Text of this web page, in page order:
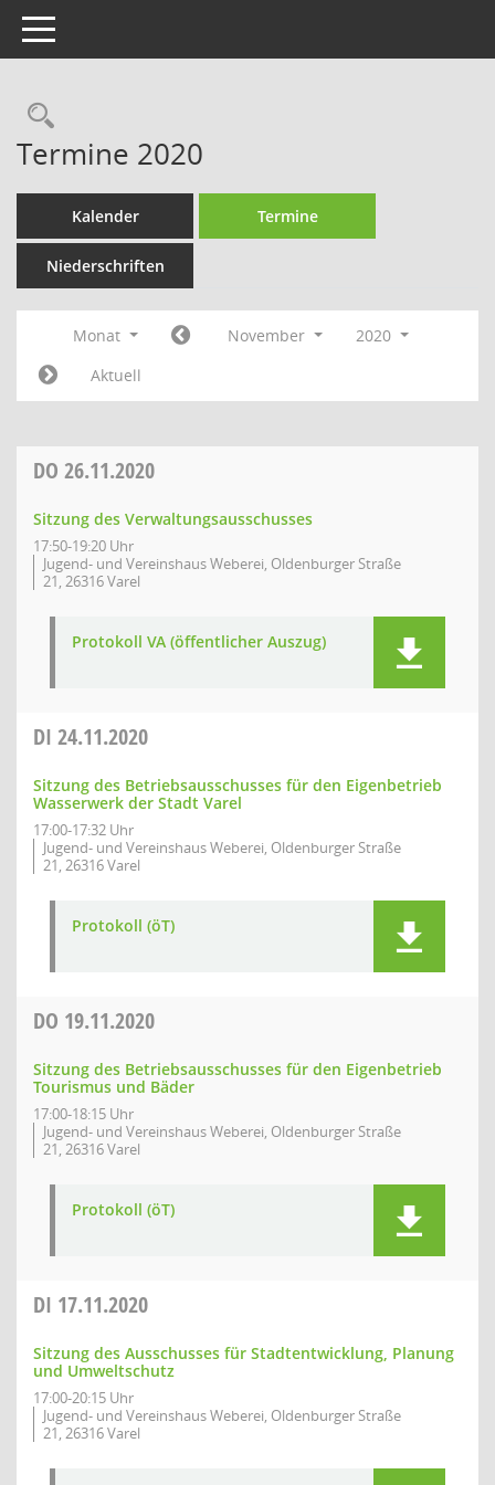
Toggle navigation
Rechercheauswahl
Termine 2020
Kalender Termine
Niederschriften
Monat November
2020
Aktuell
DO 26.11.2020
Sitzung des Verwaltungsausschusses
17:50-19:20 Uhr
Jugend- und Vereinshaus Weberei, Oldenburger Straße
21, 26316 Varel
Protokoll VA (öffentlicher Auszug)
DI 24.11.2020
Sitzung des Betriebsausschusses für den Eigenbetrieb
Wasserwerk der Stadt Varel
17:00-17:32 Uhr
Jugend- und Vereinshaus Weberei, Oldenburger Straße
21, 26316 Varel
Protokoll (öT)
DO 19.11.2020
Sitzung des Betriebsausschusses für den Eigenbetrieb
Tourismus und Bäder
17:00-18:15 Uhr
Jugend- und Vereinshaus Weberei, Oldenburger Straße
21, 26316 Varel
Protokoll (öT)
DI 17.11.2020
Sitzung des Ausschusses für Stadtentwicklung, Planung
und Umweltschutz
17:00-20:15 Uhr
Jugend- und Vereinshaus Weberei, Oldenburger Straße
21, 26316 Varel